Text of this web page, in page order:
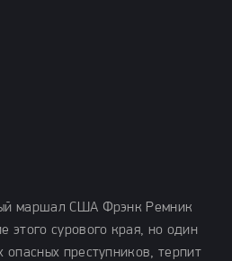
маршал США Фрэнк Ремник
этого сурового края, но один
преступников, терпит